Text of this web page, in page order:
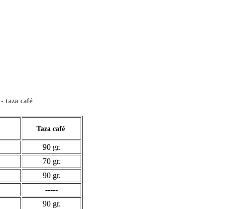
taza café
Taza café
90 gr.
70 gr.
90 gr.
-----
90 gr.